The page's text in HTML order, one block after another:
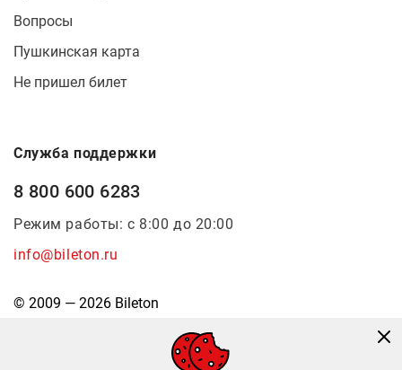
Вопросы
Пушкинская карта
Не пришел билет
Служба поддержки
8 800 600 6283
Режим работы: с 8:00 до 20:00
info@bileton.ru
© 2009 — 2026 Bileton